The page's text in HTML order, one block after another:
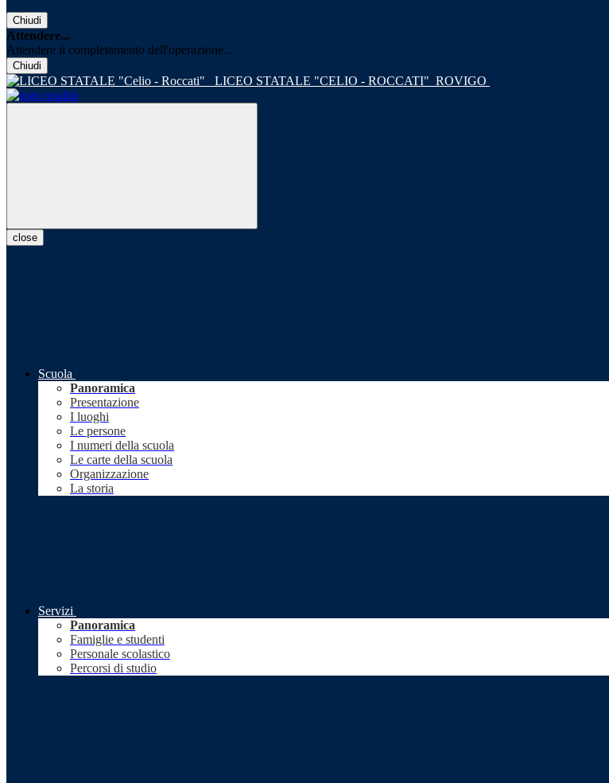
Chiudi
Attendere...
Attendere il completamento dell'operazione...
Chiudi
LICEO STATALE "CELIO - ROCCATI" ROVIGO
close
Scuola
Panoramica
Presentazione
I luoghi
Le persone
I numeri della scuola
Le carte della scuola
Organizzazione
La storia
Servizi
Panoramica
Famiglie e studenti
Personale scolastico
Percorsi di studio